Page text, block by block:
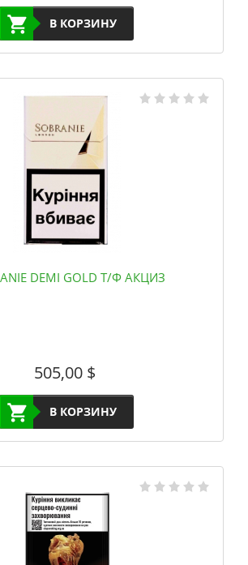
В КОРЗИНУ
DEMI GOLD Т/Ф АКЦИЗ
505,00$
В КОРЗИНУ